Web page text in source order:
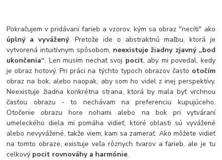
Pokračujem v pridávaní farieb a vzorov, kým sa obraz "necíti" ako
úplný a vyvážený. Pretože ide o abstraktnú maľbu, ktorá je
vytvorená intuitívnym spôsobom, neexistuje žiadny zjavný „bod
ukončenia“. Len musím nechať svoj pocit, aby mi povedal, kedy
je obraz hotový. Pri práci na týchto typoch obrazov často otočím
obraz na bok, alebo naopak, aby som ho videl z inej perspektívy.
Neexistuje žiadna konkrétna strana, ktorá by mala byť vrchnou
časťou obrazu - to nechávam na preferenciu kupujúceho.
Otočenie obrazu hore nohami alebo na bok pri vytváraní
umeleckého diela mi pomáha vidieť, ktoré oblasti sú vyvážené
alebo nevyvážené, takže viem, kam sa zamerať. Ako môžete vidieť
na tomto obraze, existuje veľa rôznych tvarov a farieb, ale je tu
celkový pocit rovnováhy a harmónie.